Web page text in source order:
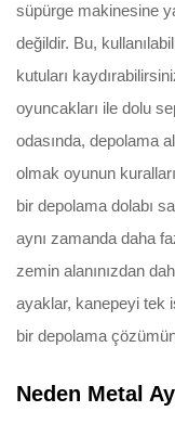
süpürge makinesine
değildir. Bu,
kutuları
oyuncakları ile dolu
odasında, depolama
olmak oyunun
bir depolama dolabı
aynı zamanda daha
zemin alanınızdan
ayaklar, kanepeyi tek
bir depolama
Neden Metal